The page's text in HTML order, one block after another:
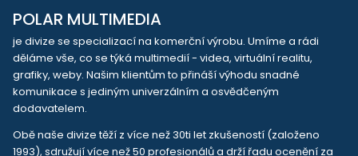
POLAR MULTIMEDIA
je divize se specializací na komerční výrobu. Umíme a rádi
děláme vše, co se týká multimedií - videa, virtuální realitu,
grafiky, weby. Našim klientům to přináší výhodu snadné
komunikace s jediným univerzálním a osvědčeným
dodavatelem.
Obě naše divize těží z více než 30ti let zkušeností (založeno
1993), sdružují více než 50 profesionálů a drží řadu ocenění za